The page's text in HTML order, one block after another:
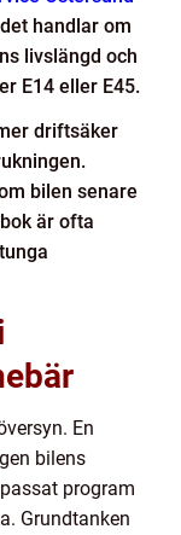
handlar om
livslängd och
E14 eller E45.
driftsäker
bilen senare
är ofta
En
bilens
program
Grundtanken